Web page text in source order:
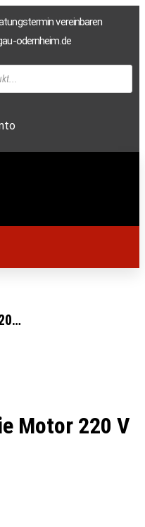
vereinbaren
odernheim.de
Motor 220 V